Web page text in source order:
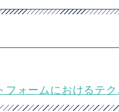
フォームにおけるテ